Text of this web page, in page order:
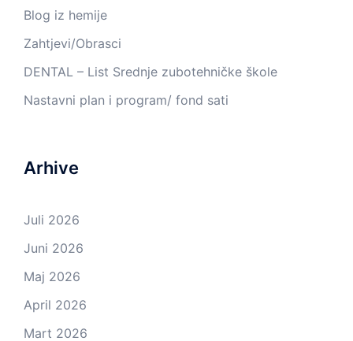
Blog iz hemije
Zahtjevi/Obrasci
DENTAL – List Srednje zubotehničke škole
Nastavni plan i program/ fond sati
Arhive
Juli 2026
Juni 2026
Maj 2026
April 2026
Mart 2026